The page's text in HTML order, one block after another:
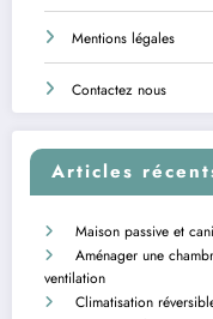
Mentions légales
Contactez nous
Articles
Maison passive et
Aménager une
ventilation
Climatisation